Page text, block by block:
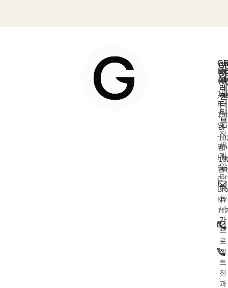
E.
St.
-
5th
C
NY
1
-
BP
B-
리
프
레
젠
터
티
브
전
세
계
의
파
트
너
가
프
로
젝
트
전
과